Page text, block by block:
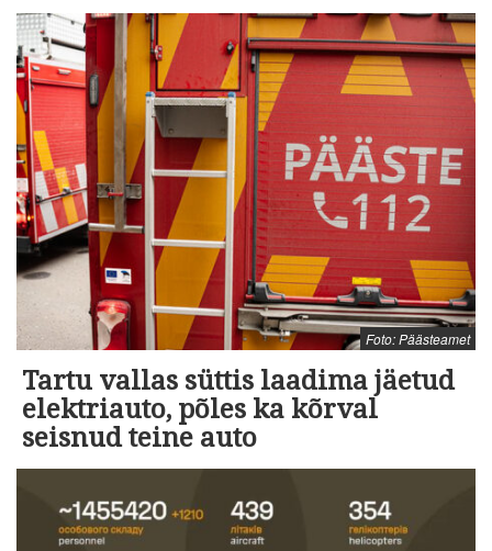
Foto: Päästeamet
Tartu vallas süttis laadima jäetud
elektriauto, põles ka kõrval
seisnud teine auto